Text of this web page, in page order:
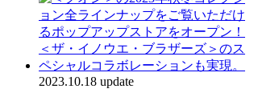
2023.10.18 update